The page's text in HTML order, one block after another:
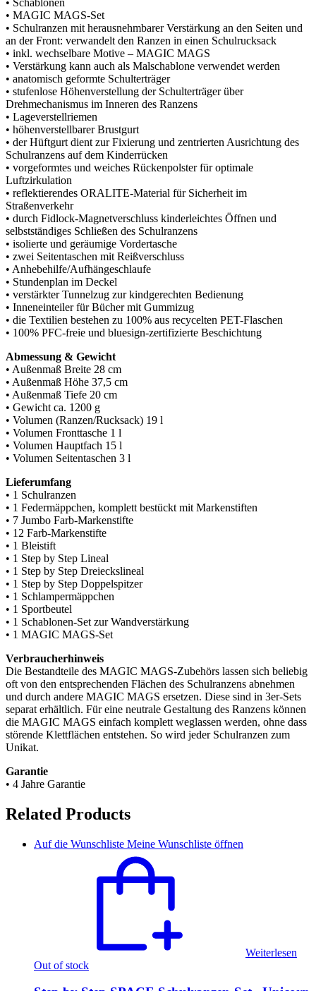
• MAGIC MAGS-Set
• Schulranzen mit herausnehmbarer Verstärkung an den Seiten und
an der Front: verwandelt den Ranzen in einen Schulrucksack
• inkl. wechselbare Motive – MAGIC MAGS
• Verstärkung kann auch als Malschablone verwendet werden
• anatomisch geformte Schulterträger
• stufenlose Höhenverstellung der Schulterträger über
Drehmechanismus im Inneren des Ranzens
• Lageverstellriemen
• höhenverstellbarer Brustgurt
• der Hüftgurt dient zur Fixierung und zentrierten Ausrichtung des
Schulranzens auf dem Kinderrücken
• vorgeformtes und weiches Rückenpolster für optimale
Luftzirkulation
• reflektierendes ORALITE-Material für Sicherheit im
Straßenverkehr
• durch Fidlock-Magnetverschluss kinderleichtes Öffnen und
selbstständiges Schließen des Schulranzens
• isolierte und geräumige Vordertasche
• zwei Seitentaschen mit Reißverschluss
• Anhebehilfe/Aufhängeschlaufe
• Stundenplan im Deckel
• verstärkter Tunnelzug zur kindgerechten Bedienung
• Inneneinteiler für Bücher mit Gummizug
• die Textilien bestehen zu 100% aus recycelten PET-Flaschen
• 100% PFC-freie und bluesign-zertifizierte Beschichtung
Abmessung & Gewicht
• Außenmaß Breite 28 cm
• Außenmaß Höhe 37,5 cm
• Außenmaß Tiefe 20 cm
• Gewicht ca. 1200 g
• Volumen (Ranzen/Rucksack) 19 l
• Volumen Fronttasche 1 l
• Volumen Hauptfach 15 l
• Volumen Seitentaschen 3 l
Lieferumfang
• 1 Schulranzen
• 1 Federmäppchen, komplett bestückt mit Markenstiften
• 7 Jumbo Farb-Markenstifte
• 12 Farb-Markenstifte
• 1 Bleistift
• 1 Step by Step Lineal
• 1 Step by Step Dreieckslineal
• 1 Step by Step Doppelspitzer
• 1 Schlampermäppchen
• 1 Sportbeutel
• 1 Schablonen-Set zur Wandverstärkung
• 1 MAGIC MAGS-Set
Verbraucherhinweis
Die Bestandteile des MAGIC MAGS-Zubehörs lassen sich beliebig
oft von den entsprechenden Flächen des Schulranzens abnehmen
und durch andere MAGIC MAGS ersetzen. Diese sind in 3er-Sets
separat erhältlich. Für eine neutrale Gestaltung des Ranzens können
die MAGIC MAGS einfach komplett weglassen werden, ohne dass
störende Klettflächen entstehen. So wird jeder Schulranzen zum
Unikat.
Garantie
• 4 Jahre Garantie
Related Products
Auf die Wunschliste Meine Wunschliste öffnen
Weiterlesen
Out of stock